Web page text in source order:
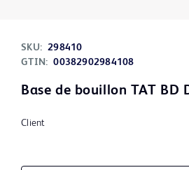
SKU: 298410
GTIN: 00382902984108
Base de bouillon TAT BD
Client